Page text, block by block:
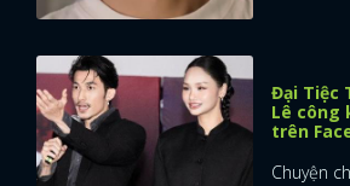
Đại Tiệc
Lê công
trên
Chuyện